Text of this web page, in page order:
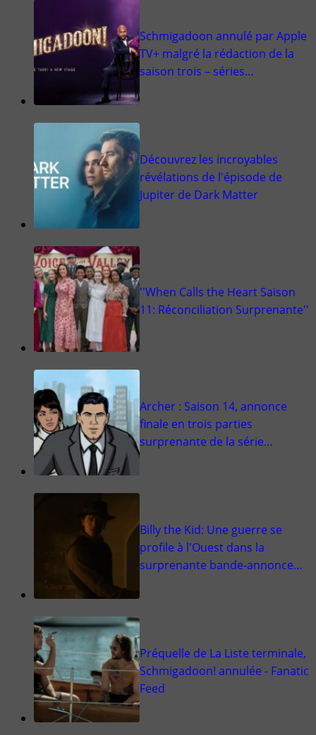
Schmigadoon annulé par Apple
TV+ malgré la rédaction de la
saison trois – séries…
Découvrez les incroyables
révélations de l'épisode de
Jupiter de Dark Matter
''When Calls the Heart Saison
11: Réconciliation Surprenante''
Archer : Saison 14, annonce
finale en trois parties
surprenante de la série…
Billy the Kid: Une guerre se
profile à l'Ouest dans la
surprenante bande-annonce…
Préquelle de La Liste terminale,
Schmigadoon! annulée - Fanatic
Feed